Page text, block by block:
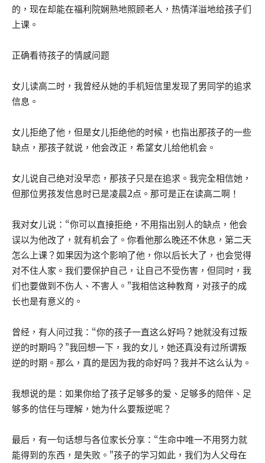
的，现在却能在福利院娴熟地照顾老人，热情洋溢地给孩子们
上课。
正确看待孩子的情感问题
女儿读高二时，我曾经从她的手机短信里发现了男同学的追求
信息。
女儿拒绝了他，但是女儿拒绝他的时候，也指出那孩子的一些
缺点，那孩子就说，他会改正，希望女儿给他机会。
女儿说自己绝对没早恋，那孩子只是在追求。我完全相信她，
但那位男孩发信息时已是凌晨2点。那可是正在读高二啊！
我对女儿说：“你可以直接拒绝，不用指出别人的缺点，他会
误以为他改了，就有机会了。你看他那么晚还不休息，第二天
怎么上课？如果因为这个影响了他，你以后长大了，也会觉得
对不住人家。我们要保护自己，让自己不受伤害，但同时，我
们也要做到不伤人、不害人。”我相信这种教育，对孩子的成
长也是有意义的。
曾经，有人问过我：“你的孩子一直这么好吗？她就没有过叛
逆的时期吗？”我回想一下，我的女儿，她还真没有过所谓叛
逆的时期。那么，真的是因为我的命好吗？我并不这么认为。
我想说的是：如果你给了孩子足够多的爱、足够多的陪伴、足
够多的信任与理解，她为什么要叛逆呢？
最后，有一句话想与各位家长分享：“生命中唯一不用努力就
能得到的东西，是失败。”孩子的学习如此，我们为人父母在